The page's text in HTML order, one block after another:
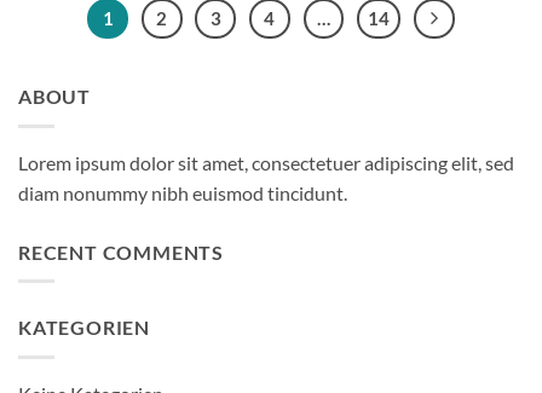
1 2 3 4 14
ABOUT
Lorem ipsum dolor sit amet, consectetuer adipiscing elit, sed
diam nonummy nibh euismod tincidunt.
RECENT COMMENTS
KATEGORIEN